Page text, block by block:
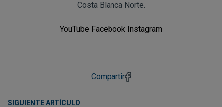
Costa Blanca Norte.
YouTube Facebook Instagram
Compartir
SIGUIENTE ARTÍCULO